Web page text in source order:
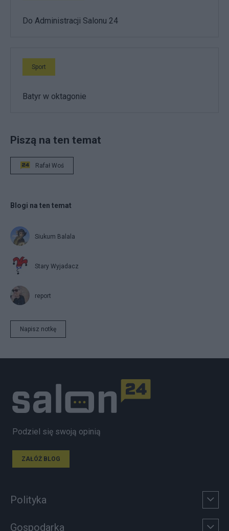
Do Administracji Salonu 24
Sport
Batyr w oktagonie
Piszą na ten temat
Rafał Woś
Blogi na ten temat
Siukum Balala
Stary Wyjadacz
report
Napisz notkę
Podziel się swoją opinią
ZAŁÓŻ BLOG
Polityka
Gospodarka